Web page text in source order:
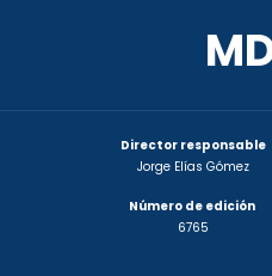
Director responsable
Jorge Elías Gómez
Número de edición
6765